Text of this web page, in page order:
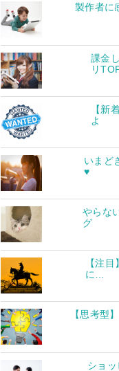
製作者に
課金
リ
【新
よ
いまど
♥
やらな
グ
【注
に…
【思考型
ショ